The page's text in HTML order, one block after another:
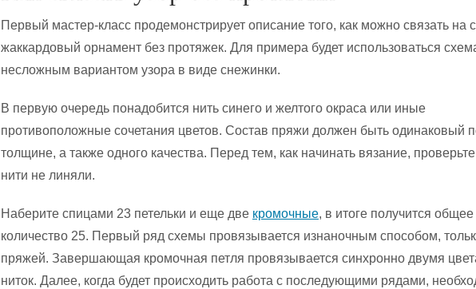
Первый мастер-класс продемонстрирует описание того, как можно связать на
жаккардовый орнамент без протяжек. Для примера будет использоваться
несложным вариантом узора в виде снежинки.
В первую очередь понадобится нить синего и желтого окраса или иные
противоположные сочетания цветов. Состав пряжи должен быть одинаковый
толщине, а также одного качества. Перед тем, как начинать вязание,
нити не линяли.
Наберите спицами 23 петельки и еще две кромочные, в итоге получится общее
количество 25. Первый ряд схемы провязывается изнаночным способом,
пряжей. Завершающая кромочная петля провязывается синхронно двумя
ниток. Далее, когда будет происходить работа с последующими рядами,